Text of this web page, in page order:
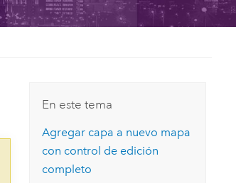
En este tema
Agregar capa a nuevo mapa
con control de edición
completo